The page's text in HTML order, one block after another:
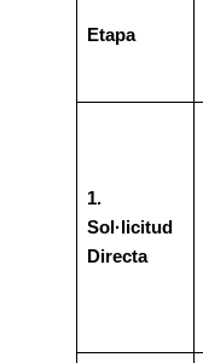
Etapa
1.
Sol·licitud
Directa